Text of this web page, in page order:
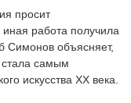
просит
работа получила
Симонов объясняет,
стала самым
искусства ХХ века.